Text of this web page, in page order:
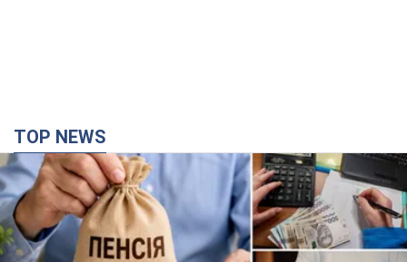
TOP NEWS